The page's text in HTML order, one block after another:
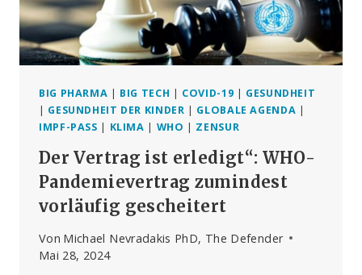
AT E
INEN 3
1-J
AHRES-V
BGESCHLOSSEN
BIG PHARMA | BIG TECH | COVID-19 | GESUNDHEIT
| GESUNDHEIT DER KINDER | GLOBALE AGENDA |
IMPF-PASS | KLIMA | WHO | ZENSUR
Der Vertrag ist erledigt“: WHO-
Pandemievertrag zumindest
vorläufig gescheitert
Von Michael Nevradakis PhD, The Defender
Mai 28, 2024